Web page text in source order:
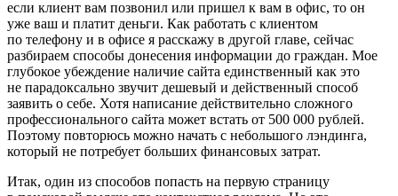
если клиент вам позвонил или пришел к вам в офис, то он
уже ваш и платит деньги. Как работать с клиентом
по телефону и в офисе я расскажу в другой главе, сейчас
разбираем способы донесения информации до граждан. Мое
глубокое убеждение наличие сайта единственный как это
не парадоксально звучит дешевый и действенный способ
заявить о себе. Хотя написание действительно сложного
профессионального сайта может встать от 500 000 рублей.
Поэтому повторюсь можно начать с небольшого лэндинга,
который не потребует больших финансовых затрат.
Итак, один из способов попасть на первую страницу